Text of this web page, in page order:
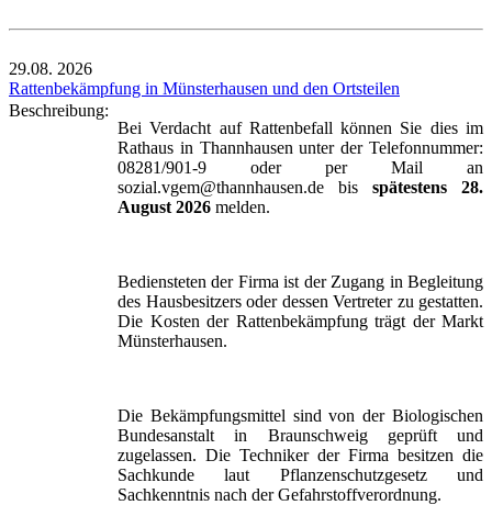
29.08. 2026
Rattenbekämpfung in Münsterhausen und den Ortsteilen
Beschreibung:
Bei Verdacht auf Rattenbefall können Sie dies im
Rathaus in Thannhausen unter der Telefonnummer:
08281/901-9 oder per Mail an
sozial.vgem@thannhausen.de bis spätestens 28.
August 2026 melden.
Bediensteten der Firma ist der Zugang in Begleitung
des Hausbesitzers oder dessen Vertreter zu gestatten.
Die Kosten der Rattenbekämpfung trägt der Markt
Münsterhausen.
Die Bekämpfungsmittel sind von der Biologischen
Bundesanstalt in Braunschweig geprüft und
zugelassen. Die Techniker der Firma besitzen die
Sachkunde laut Pflanzenschutzgesetz und
Sachkenntnis nach der Gefahrstoffverordnung.